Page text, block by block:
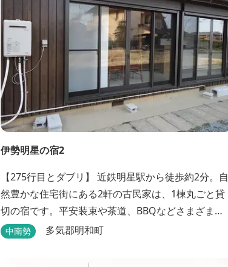
室、露天風呂・ジ...
伊勢明星の宿2
【275行目とダブリ】 近鉄明星駅から徒歩約2分。自
然豊かな住宅街にある2軒の古民家は、1棟丸ごと貸
切の宿です。平安装束や茶道、BBQなどさまざまな
体験も楽しめます
中南勢 多気郡明和町